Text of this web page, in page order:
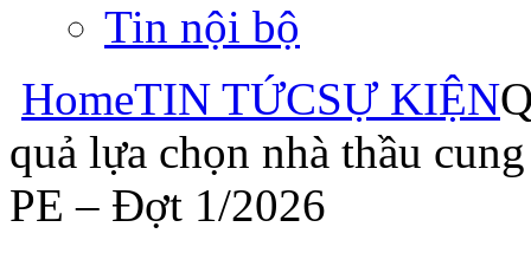
Tin nội bộ
HomeTIN TỨCSỰ KIỆN
quả lựa chọn nhà thầu
PE – Đợt 1/2026